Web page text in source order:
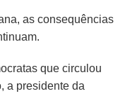
as consequências
que circulou
a presidente da